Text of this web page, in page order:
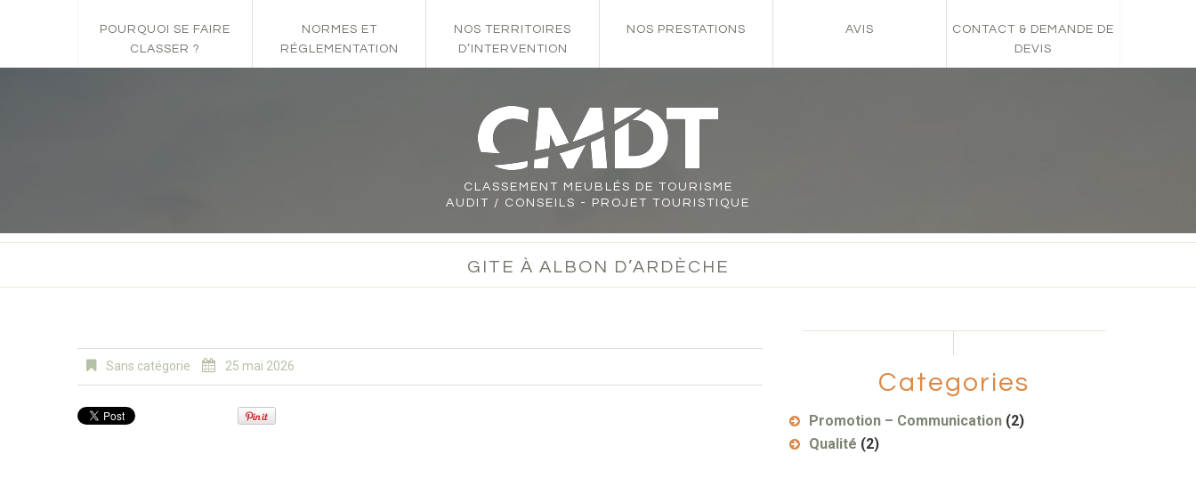
POURQUOI SE FAIRE
CLASSER ?
NORMES ET
RÉGLEMENTATION
NOS TERRITOIRES
D’INTERVENTION
NOS PRESTATIONS AVIS
CONTACT & DEMANDE DE
DEVIS
CLASSEMENT
MEUBLÉS DE TOURISME
AUDIT / CONSEILS - PROJET TOURISTIQUE
GITE À ALBON D’ARDÈCHE
Sans catégorie 25 mai 2026
Categories
Promotion – Communication (2)
Qualité (2)